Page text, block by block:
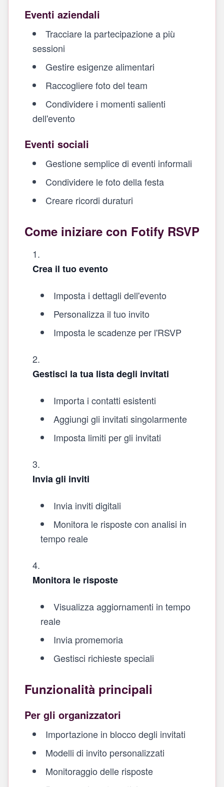
Eventi aziendali
Tracciare la partecipazione a più
sessioni
Gestire esigenze alimentari
Raccogliere foto del team
Condividere i momenti salienti
dell'evento
Eventi sociali
Gestione semplice di eventi informali
Condividere le foto della festa
Creare ricordi duraturi
Come iniziare con Fotify RSVP
Crea il tuo evento
Imposta i dettagli dell'evento
Personalizza il tuo invito
Imposta le scadenze per l'RSVP
Gestisci la tua lista degli invitati
Importa i contatti esistenti
Aggiungi gli invitati singolarmente
Imposta limiti per gli invitati
Invia gli inviti
Invia inviti digitali
Monitora le risposte con analisi in
tempo reale
Monitora le risposte
Visualizza aggiornamenti in tempo
reale
Invia promemoria
Gestisci richieste speciali
Funzionalità principali
Per gli organizzatori
Importazione in blocco degli invitati
Modelli di invito personalizzati
Monitoraggio delle risposte